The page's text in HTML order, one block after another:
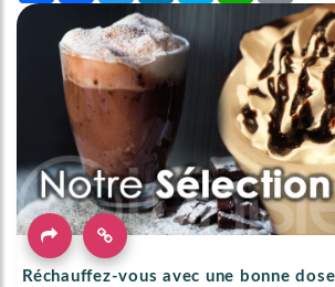
Réchauffez-vous avec une bonne